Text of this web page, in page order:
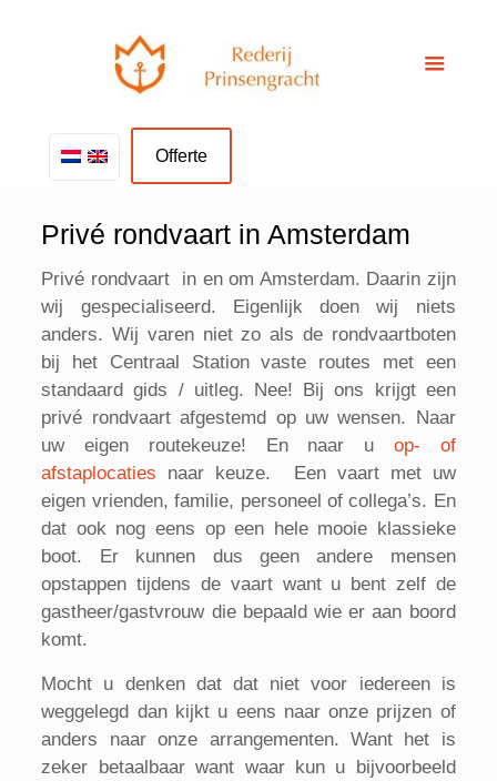
Offerte
Privé rondvaart in Amsterdam
Privé rondvaart in en om Amsterdam. Daarin zijn
wij gespecialiseerd. Eigenlijk doen wij niets
anders. Wij varen niet zo als de rondvaartboten
bij het Centraal Station vaste routes met een
standaard gids / uitleg. Nee! Bij ons krijgt een
privé rondvaart afgestemd op uw wensen. Naar
uw eigen routekeuze! En naar u op- of
afstaplocaties naar keuze. Een vaart met uw
eigen vrienden, familie, personeel of collega’s. En
dat ook nog eens op een hele mooie klassieke
boot. Er kunnen dus geen andere mensen
opstappen tijdens de vaart want u bent zelf de
gastheer/gastvrouw die bepaald wie er aan boord
komt.
Mocht u denken dat dat niet voor iedereen is
weggelegd dan kijkt u eens naar onze prijzen of
anders naar onze arrangementen. Want het is
zeker betaalbaar want waar kun u bijvoorbeeld